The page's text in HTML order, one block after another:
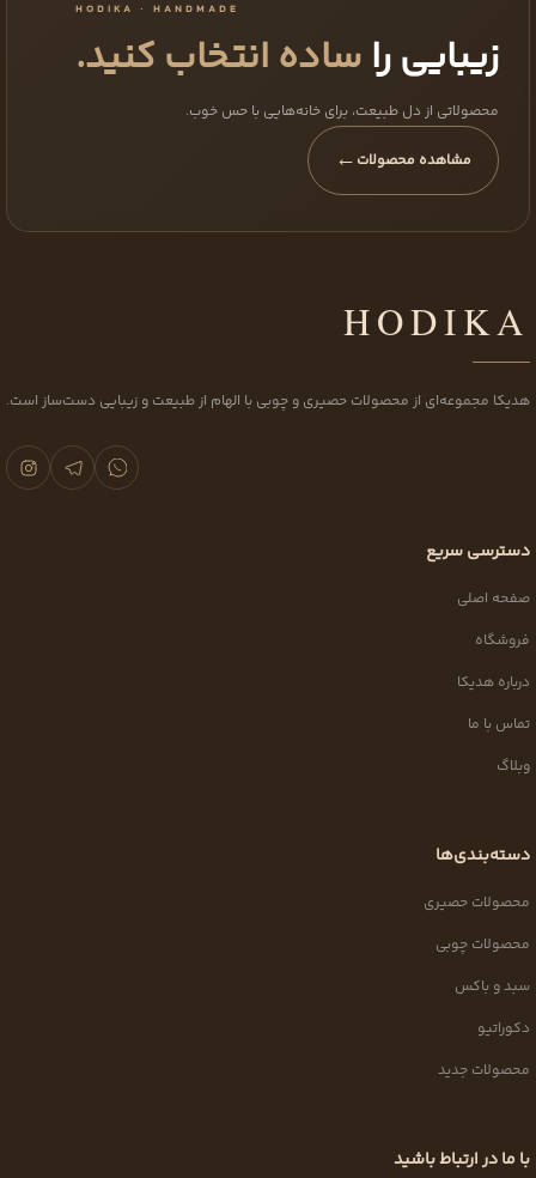
HODIKA · HANDMADE
زیبایی را ساده انتخاب کنید.
محصولاتی از دل طبیعت، برای خانه‌هایی با حس خوب.
مشاهده محصولات ←
HODIKA
هدیکا مجموعه‌ای از محصولات حصیری و چوبی با الهام از طبیعت و زیبایی دست‌ساز است.
دسترسی سریع
صفحه اصلی
فروشگاه
درباره هدیکا
تماس با ما
وبلاگ
دسته‌بندی‌ها
محصولات حصیری
محصولات چوبی
سبد و باکس
دکوراتیو
محصولات جدید
با ما در ارتباط باشید